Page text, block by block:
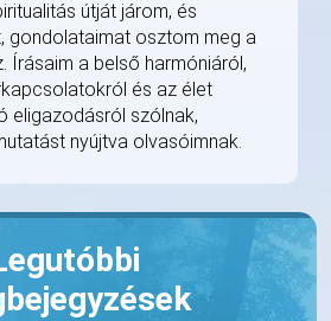
útját járom, és
gondolataimat osztom meg a
Írásaim a belső harmóniáról,
és az élet
eligazodásról szólnak,
nyújtva olvasóimnak.